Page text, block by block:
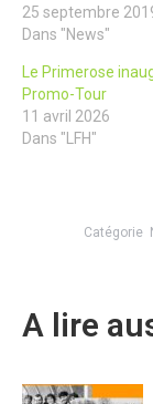
25 septembre
Dans "News"
Le Primerose
Promo-Tour
11 avril 2026
Dans "LFH"
Catégorie
A lire